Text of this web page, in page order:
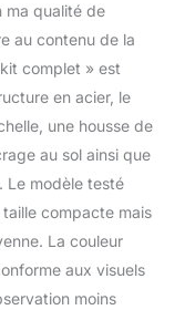
ma qualité de
au contenu de la
complet » est
en acier, le
une housse de
au sol ainsi que
Le modèle testé
compacte mais
La couleur
aux visuels
moins